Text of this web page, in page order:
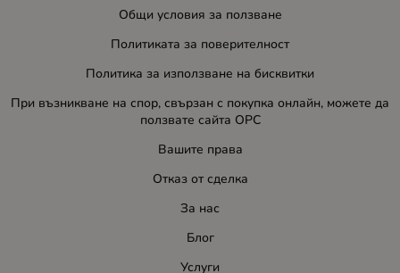
Общи условия за ползване
Политиката за поверителност
Политика за използване на бисквитки
При възникване на спор, свързан с покупка онлайн, можете да
ползвате сайта ОРС
Вашите права
Отказ от сделка
За нас
Блог
Услуги